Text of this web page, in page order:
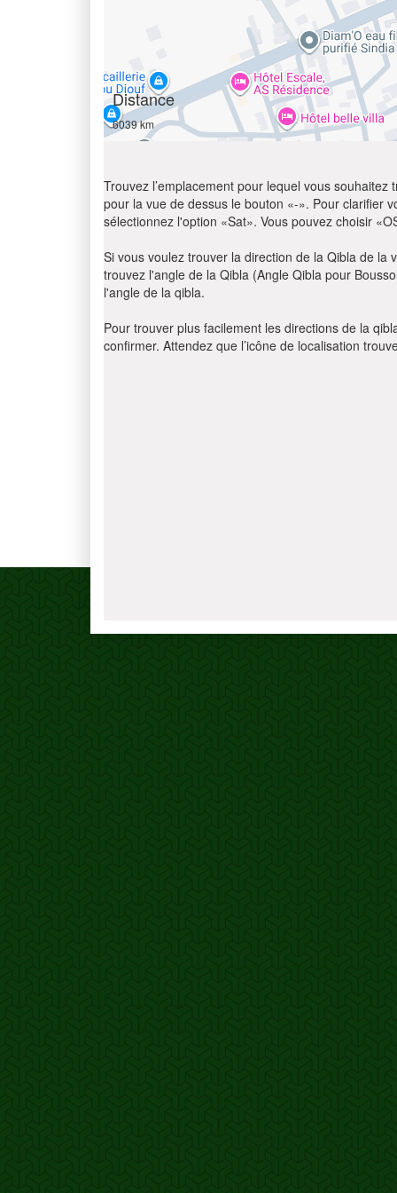
Distance
6039 km
Trouvez l’emplacement pour lequel vous
pour la vue de dessus le bouton «-». Pour clarifier
sélectionnez l'option «Sat». Vous pouvez choisir
Si vous voulez trouver la direction de la Qibla de la
trouvez l'angle de la Qibla (Angle Qibla pour
l'angle de la qibla.
Pour trouver plus facilement les directions de la
confirmer. Attendez que l’icône de localisation